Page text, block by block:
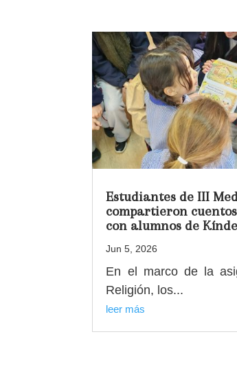
Estudiantes de III
compartieron
con alumnos de
Jun 5, 2026
En el marco de la
Religión, los...
leer más